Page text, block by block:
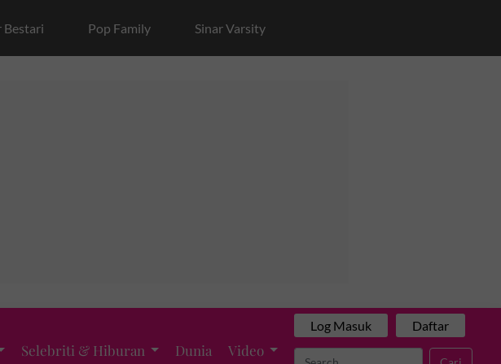
Bestari Pop Family Sinar Varsity
Selebriti & Hiburan Dunia Video
Log Masuk Daftar